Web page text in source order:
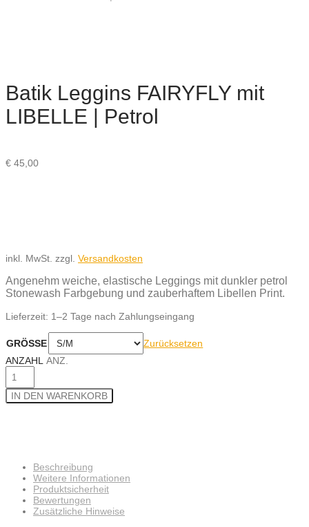
Batik Leggins FAIRYFLY mit
LIBELLE | Petrol
€ 45,00
inkl. MwSt. zzgl. Versandkosten
Angenehm weiche, elastische Leggings mit dunkler petrol
Stonewash Farbgebung und zauberhaftem Libellen Print.
Lieferzeit: 1–2 Tage nach Zahlungseingang
GRÖSSE
Zurücksetzen
ANZAHL ANZ.
IN DEN WARENKORB
Beschreibung
Weitere Informationen
Produktsicherheit
Bewertungen
Zusätzliche Hinweise